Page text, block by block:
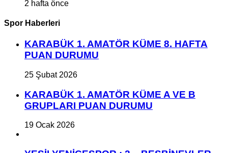
2 hafta önce
Spor Haberleri
KARABÜK 1. AMATÖR KÜME 8. HAFTA
PUAN DURUMU
25 Şubat 2026
KARABÜK 1. AMATÖR KÜME A VE B
GRUPLARI PUAN DURUMU
19 Ocak 2026